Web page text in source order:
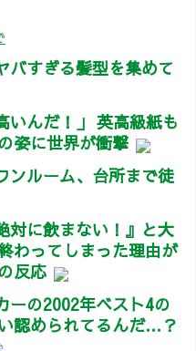
バすぎる髪型を集めて
いんだ！」 英高級紙も
姿に世界が衝撃
ンルーム、台所まで徒
対に飲まない！』と大
わってしまった理由が
反応
ーの2002年ベスト4の
認められてるんだ…？